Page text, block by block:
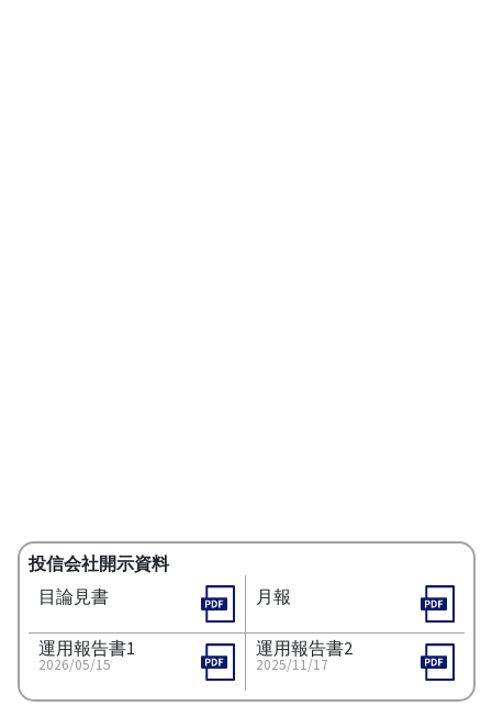
投信会社開示資料
目論見書
月報
運用報告書1
2026/05/15
運用報告書2
2025/11/17